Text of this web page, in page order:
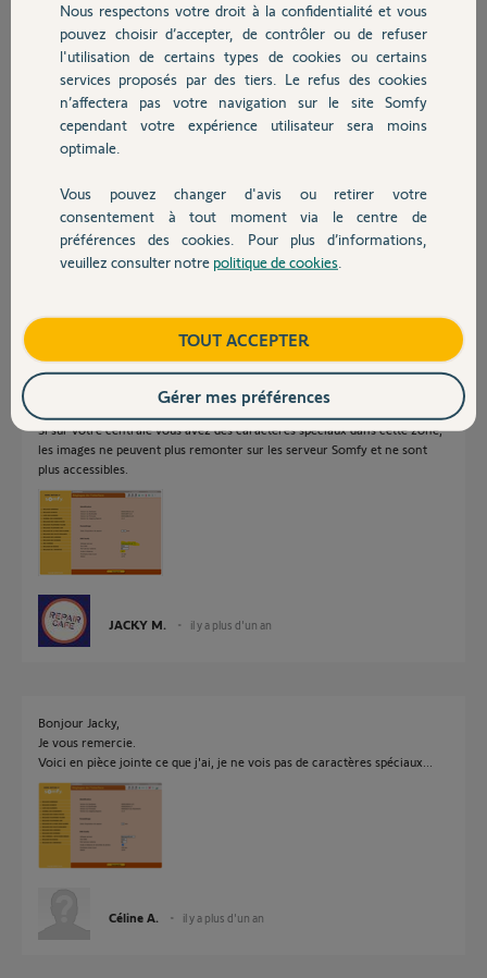
Chauffage
Autres produits
Devis avec un pro
Contact
parviens pas à résoudre mon problème. Certains disent qu'il s'agit
d'un problème de transmetteur IP. Pensez vous qu'il puisse être HS?
Est ce qu'un Yellow peut me guider SVP. Bien cordialement. Céline
Céline A.
il y a plus d'un an
Participer au fil de discussion
Réponses
Bonjour Céline
Le module IP peut effectivement être en cause.
Je vous met une copie d'écran d'un module qui a un problème.
Vous voyez sur la copie le nom du serveur Somfy (alarmesofy.net) est
suivi d'un caractère étranger.
Si sur votre centrale vous avez des caractères spéciaux dans cette zone,
les images ne peuvent plus remonter sur les serveur Somfy et ne sont
plus accessibles.
JACKY M. il y a plus d'un an
Bonjour Jacky,
Je vous remercie.
Voici en pièce jointe ce que j'ai, je ne vois pas de caractères spéciaux...
Céline A. il y a plus d'un an
Nous respectons votre droit à la confidentialité et vous
pouvez choisir d’accepter, de contrôler ou de refuser
l'utilisation de certains types de cookies ou certains
services proposés par des tiers. Le refus des cookies
n’affectera pas votre navigation sur le site Somfy
cependant votre expérience utilisateur sera moins
optimale.
Vous pouvez changer d'avis ou retirer votre
consentement à tout moment via le centre de
préférences des cookies. Pour plus d’informations,
veuillez consulter notre politique de cookies
TOUT ACCEPTER
Gérer mes préférences